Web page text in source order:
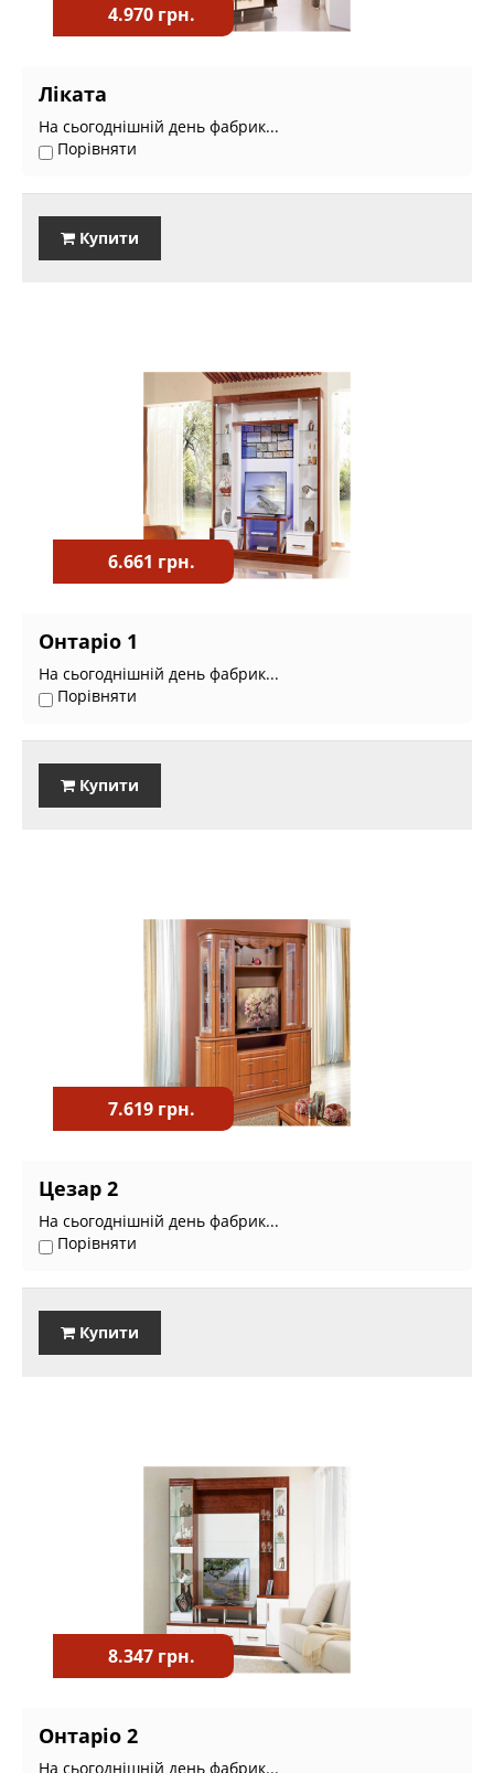
4.970 грн.
Ліката
На сьогоднішній день фабрик...
Порівняти
Купити
6.661 грн.
Онтаріо 1
На сьогоднішній день фабрик...
Порівняти
Купити
7.619 грн.
Цезар 2
На сьогоднішній день фабрик...
Порівняти
Купити
8.347 грн.
Онтаріо 2
На сьогоднішній день фабрик...